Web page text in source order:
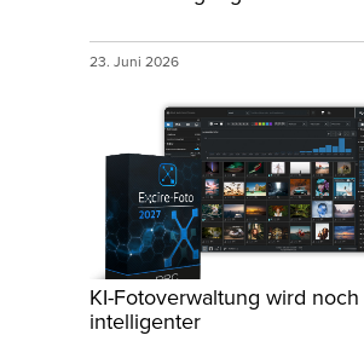
23. Juni 2026
KI-Fotoverwaltung wird noch
intelligenter